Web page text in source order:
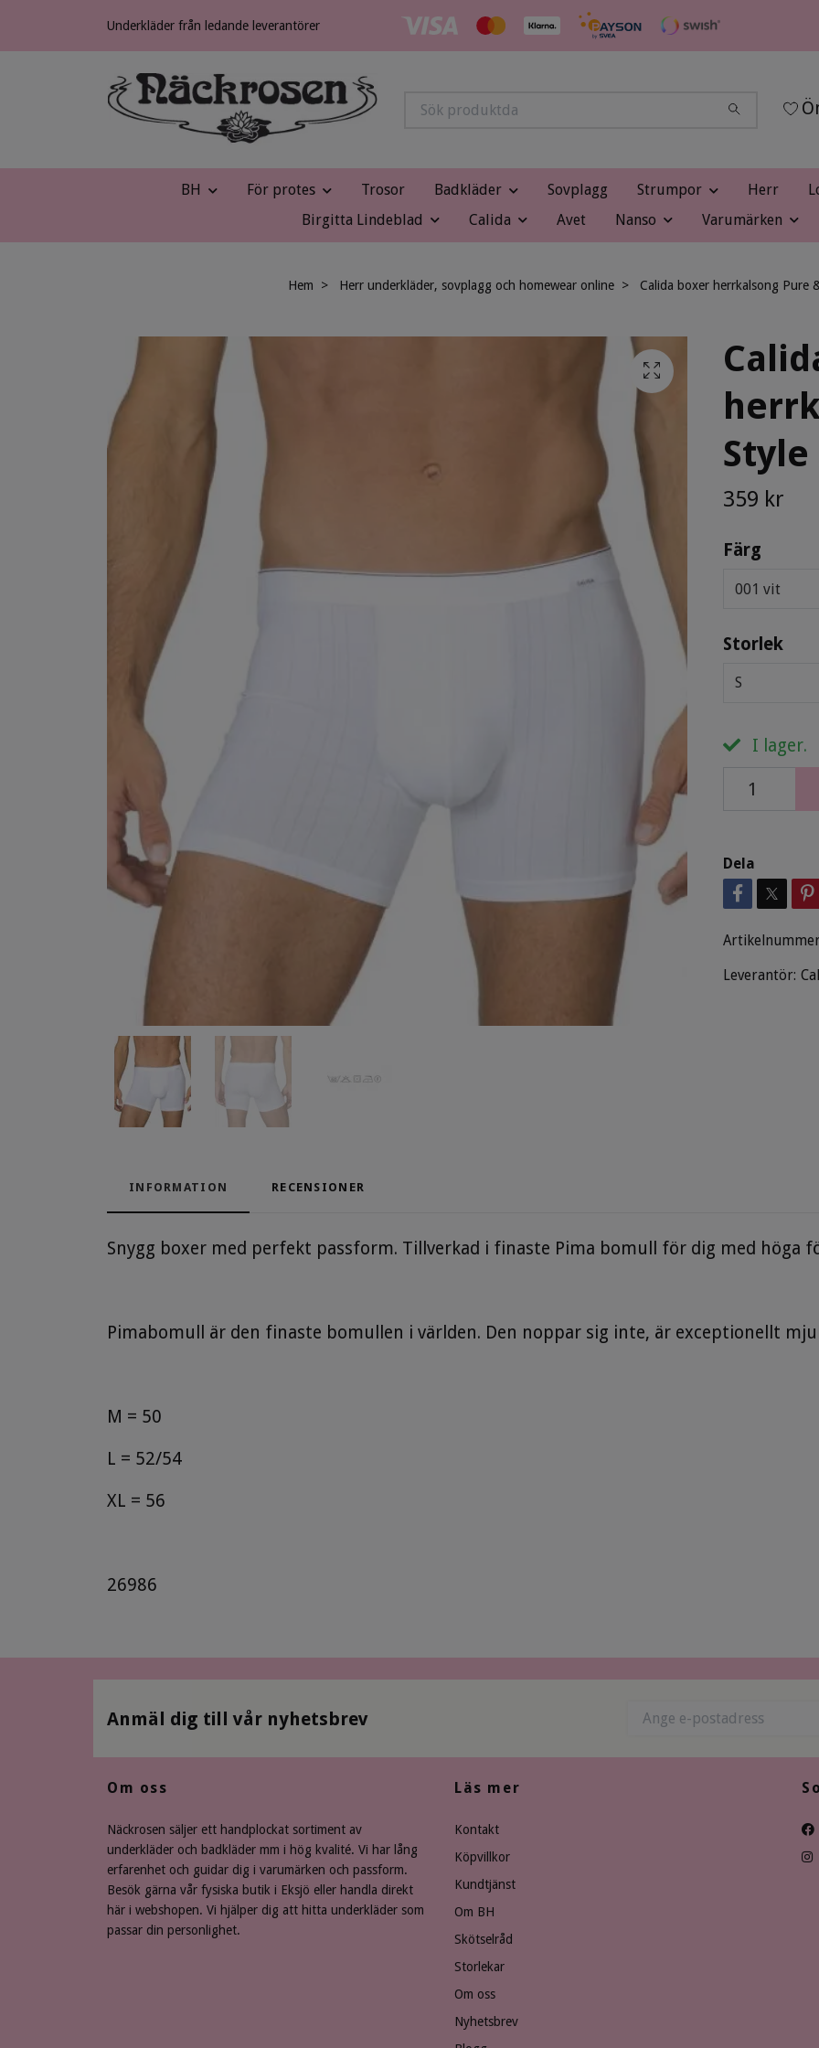
Underkläder från ledande leverantörer
BH För protes Trosor Badkläder Sovplagg Strumpor Herr
Birgitta Lindeblad
Calida Avet Nanso Varumärken
Hem Herr underkläder, sovplagg och homewear online Calida boxer herrkalsong Pure
Style
359 kr
Färg
001 vit
Storlek
S
I lager.
Dela
Leverantör:
INFORMATION RECENSIONER
Snygg boxer med perfekt passform. Tillverkad i finaste Pima bomull för dig med höga
Pimabomull är den finaste bomullen i världen. Den noppar sig inte, är exceptionellt
M = 50
L = 52/54
XL = 56
26986
Anmäl dig till vår nyhetsbrev
Om oss
Näckrosen säljer ett handplockat sortiment av
underkläder och badkläder mm i hög kvalité. Vi har lång
erfarenhet och guidar dig i varumärken och passform.
Besök gärna vår fysiska butik i Eksjö eller handla direkt
här i webshopen. Vi hjälper dig att hitta underkläder som
passar din personlighet.
Läs mer
Kontakt
Köpvillkor
Kundtjänst
Om BH
Skötselråd
Storlekar
Om oss
Nyhetsbrev